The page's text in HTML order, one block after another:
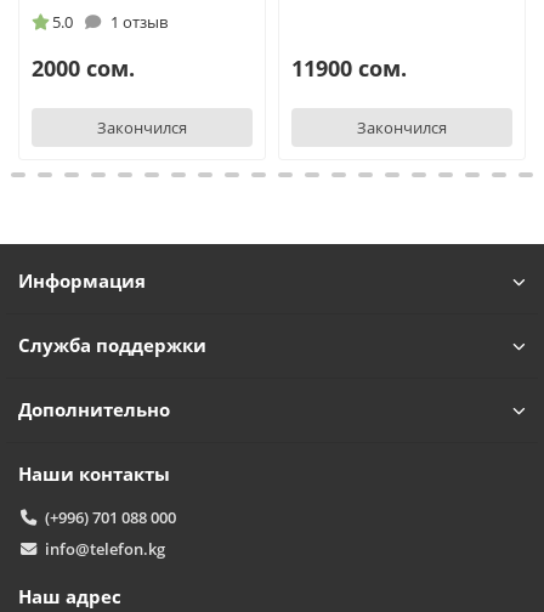
5.0 1 отзыв
2000 сом.
Закончился
11900 сом.
Закончился
Информация
Служба поддержки
Дополнительно
Наши контакты
(+996) 701 088 000
info@telefon.kg
Наш адрес